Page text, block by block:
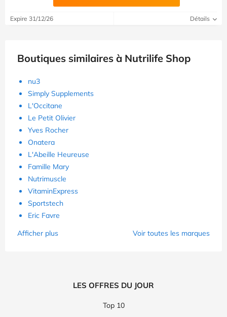
Expire 31/12/26 Détails
Boutiques similaires à Nutrilife Shop
nu3
Simply Supplements
L'Occitane
Le Petit Olivier
Yves Rocher
Onatera
L'Abeille Heureuse
Famille Mary
Nutrimuscle
VitaminExpress
Sportstech
Eric Favre
Afficher plus
Voir toutes les marques
LES OFFRES DU JOUR
Top 10